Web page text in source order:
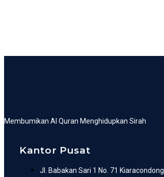
Membumikan Al Quran Menghidupkan Sirah
Kantor Pusat
Jl. Babakan Sari 1 No. 71 Kiaracondong